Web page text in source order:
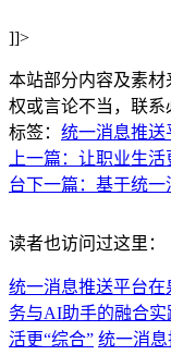
]]>
本站部分内容及素
权或言论不当，联系
标签： 统一消息推送
上一篇：让职业生
台下一篇：基于统
读者也访问过这里：
统一消息推送平台
务与AI助手的融合实
活更“综合” 统一消